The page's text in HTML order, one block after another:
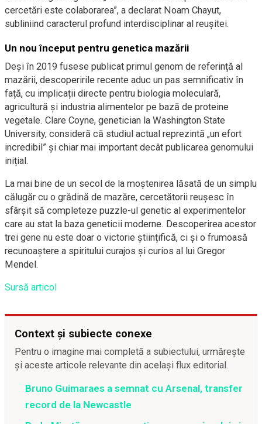
cercetări este colaborarea”, a declarat Noam Chayut,
subliniind caracterul profund interdisciplinar al reușitei.
Un nou început pentru genetica mazării
Deși în 2019 fusese publicat primul genom de referință al
mazării, descoperirile recente aduc un pas semnificativ în
față, cu implicații directe pentru biologia moleculară,
agricultură și industria alimentelor pe bază de proteine
vegetale. Clare Coyne, genetician la Washington State
University, consideră că studiul actual reprezintă „un efort
incredibil” și chiar mai important decât publicarea genomului
inițial.
La mai bine de un secol de la moștenirea lăsată de un simplu
călugăr cu o grădină de mazăre, cercetătorii reușesc în
sfârșit să completeze puzzle-ul genetic al experimentelor
care au stat la baza geneticii moderne. Descoperirea acestor
trei gene nu este doar o victorie științifică, ci și o frumoasă
recunoaștere a spiritului curajos și curios al lui Gregor
Mendel.
Sursă articol
Context și subiecte conexe
Pentru o imagine mai completă a subiectului, urmărește
și aceste articole relevante din același flux editorial.
Bruno Guimaraes a semnat cu Arsenal, transfer
record de la Newcastle